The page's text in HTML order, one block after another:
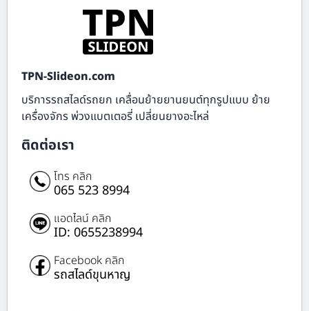
TPN-Slideon.com
บริการรถสไลด์รถยก เคลื่อนย้ายยานยนต์ทุกรูปแบบ ย้าย
เครื่องจักร พ่วงแบตเตอรี่ เปลี่ยนยางอะไหล่
ติดต่อเรา
โทร คลิก
065 523 8994
แอดไลน์ คลิก
ID: 0655238994
Facebook คลิก
รถสไลด์ขุนหาญ